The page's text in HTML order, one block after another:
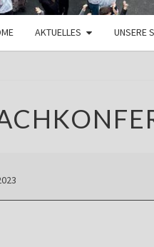
AKTUELLES UNSERE